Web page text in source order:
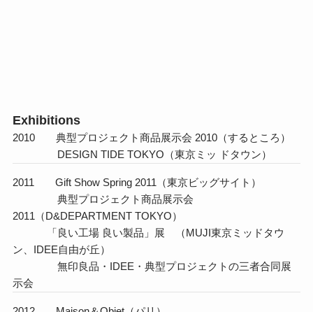
Exhibitions
2010 典型プロジェクト商品展示会 2010（するところ）
DESIGN TIDE TOKYO（東京ミッ ドタウン）
2011 Gift Show Spring 2011（東京ビッグサイト）
典型プロジェクト商品展示会
2011（D&DEPARTMENT TOKYO）
「良い工場 良い製品」展 （MUJI東京ミッドタウ
ン、IDEE自由が丘）
無印良品・IDEE・典型プロジェクトの三者合同展
示会